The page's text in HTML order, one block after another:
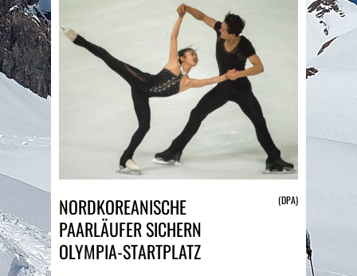
NORDKOREANISCHE
PAARLÄUFER SICHERN
OLYMPIA-STARTPLATZ
(DPA)